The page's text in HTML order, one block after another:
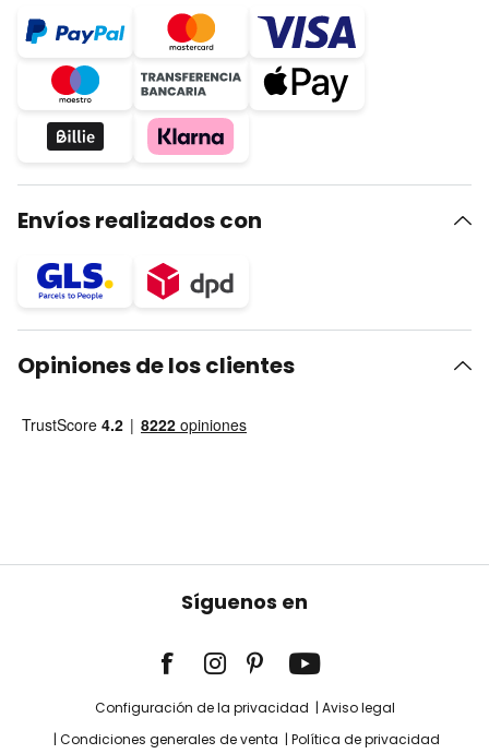
Envíos realizados con
Opiniones de los clientes
Síguenos en
Configuración de la privacidad
Aviso legal
Condiciones generales de venta
Política de privacidad